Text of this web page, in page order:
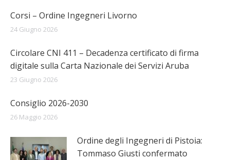
Corsi – Ordine Ingegneri Livorno
24 Giugno 2026
Circolare CNI 411 – Decadenza certificato di firma
digitale sulla Carta Nazionale dei Servizi Aruba
23 Giugno 2026
Consiglio 2026-2030
26 Maggio 2026
Ordine degli Ingegneri di Pistoia:
Tommaso Giusti confermato